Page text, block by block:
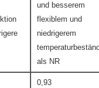
und besserem
flexiblem und
niedrigerem
als NR
0,93